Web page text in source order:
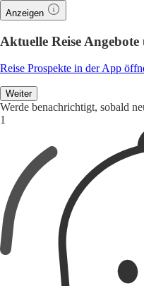
Anzeigen
Aktuelle Reise
Reise Prospekte in der App
Weiter
Werde benachrichtigt, sobald